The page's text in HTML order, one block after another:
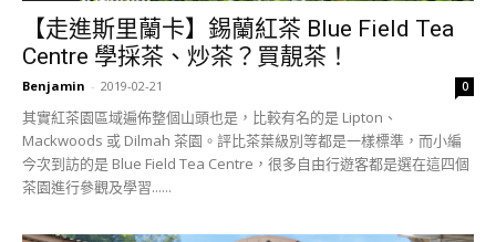
【走進斯里蘭卡】錫蘭紅茶 Blue Field Tea
Centre 學採茶、炒茶？買靚茶！
Benjamin - 2019-02-21 0
其實紅茶園區域遍佈整個山頭也是，比較有名的是 Lipton、
Mackwoods 或 Dilmah 茶園。評比茶葉級別等都是一樣標準，而小編
今次到訪的是 Blue Field Tea Centre，很多自由行遊客都是選在這四個
茶園進行參觀及學習......